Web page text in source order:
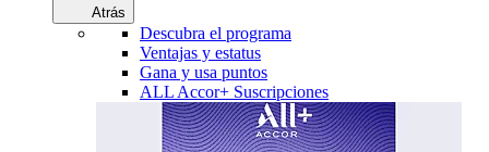
Atrás
Descubra el programa
Ventajas y estatus
Gana y usa puntos
ALL Accor+ Suscripciones